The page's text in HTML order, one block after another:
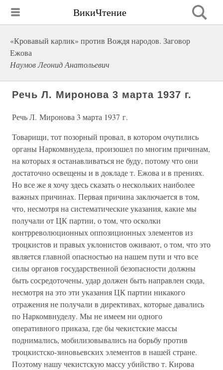
ВикиЧтение
«Кровавый карлик» против Вождя народов. Заговор
Ежова
Наумов Леонид Анатольевич
Речь Л. Миронова 3 марта 1937 г.
Речь Л. Миронова 3 марта 1937 г.
Товарищи, тот позорный провал, в котором очутились
органы Наркомвнудела, произошел по многим причинам,
на которых я останавливаться не буду, потому что они
достаточно освещены и в докладе т. Ежова и в прениях.
Но все же я хочу здесь сказать о нескольких наиболее
важных причинах. Первая причина заключается в том,
что, несмотря на систематические указания, какие мы
получали от ЦК партии, о том, что осколки
контрреволюционных оппозиционных элементов из
троцкистов и правых уклонистов оживают, о том, что это
является главной опасностью на нашем пути и что все
силы органов государственной безопасности должны
быть сосредоточены, удар должен быть направлен сюда,
несмотря на это эти указания ЦК партии никакого
отражения не получали в директивах, которые давались
по Наркомвнуделу. Мы не имеем ни одного
оперативного приказа, где бы чекистские массы
поднимались, мобилизовывались на борьбу против
троцкистско-зиновьевских элементов в нашей стране.
Поэтому нашу чекистскую массу убийство т. Кирова